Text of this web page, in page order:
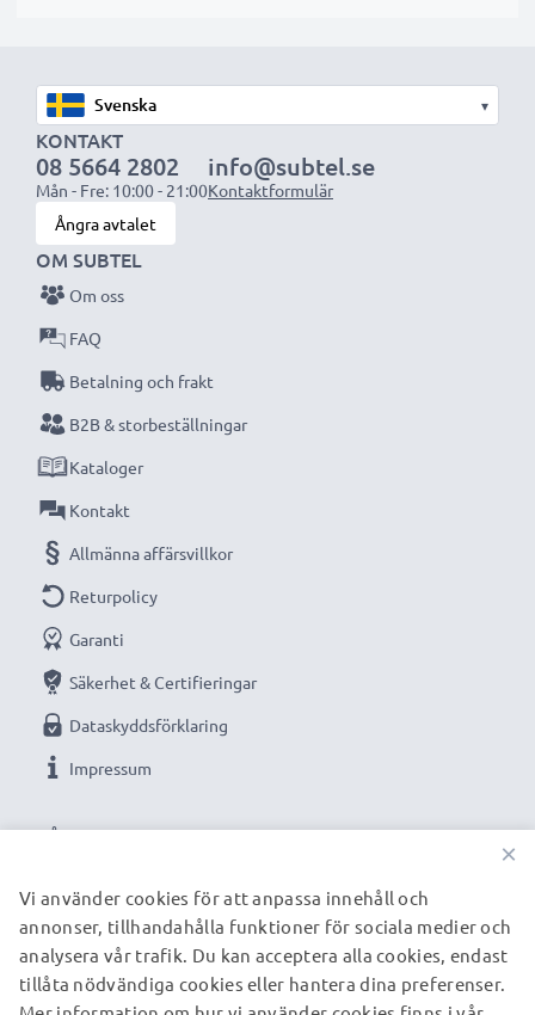
kvaliteten. Beställ nu!
▾
KONTAKT
08 5664 2802
Mån - Fre: 10:00 - 21:00
info@subtel.se
Kontaktformulär
Ångra avtalet
VÅRA BETALNINGSALTERNATIV
OM SUBTEL
Om oss
FAQ
Betalning och frakt
B2B & storbeställningar
Kataloger
Kontakt
Allmänna affärsvillkor
Returpolicy
Garanti
Säkerhet & Certifieringar
Dataskyddsförklaring
Impressum
VÅRA FRAKTPARTNERS
×
Vi använder cookies för att anpassa innehåll och
annonser, tillhandahålla funktioner för sociala medier och
analysera vår trafik. Du kan acceptera alla cookies, endast
tillåta nödvändiga cookies eller hantera dina preferenser.